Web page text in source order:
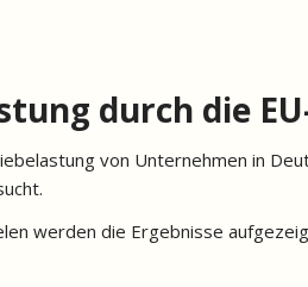
Bürokratieabbau
Digitalisierung
durch die EU-
von Unternehmen in
werden die Ergebnisse